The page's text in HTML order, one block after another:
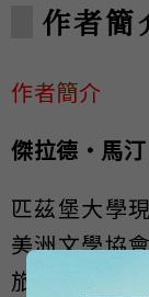
作者簡
作者簡介
傑拉德‧馬汀
匹茲堡大學
美洲文學協
旅程》（